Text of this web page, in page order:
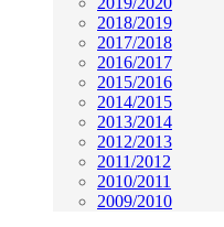
2018/2019
2017/2018
2016/2017
2015/2016
2014/2015
2013/2014
2012/2013
2011/2012
2010/2011
2009/2010